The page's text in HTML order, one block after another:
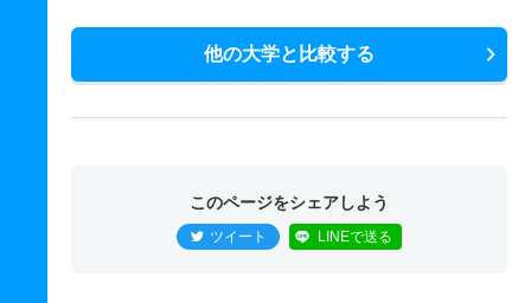
他の大学と比較する
このページをシェアしよう
ツイート LINEで送る